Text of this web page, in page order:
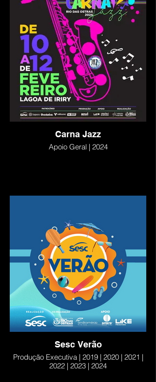
Carna Jazz
Apoio Geral | 2024
Sesc Verão
Produção Executiva | 2019 | 2020 | 2021 |
2022 | 2023 | 2024